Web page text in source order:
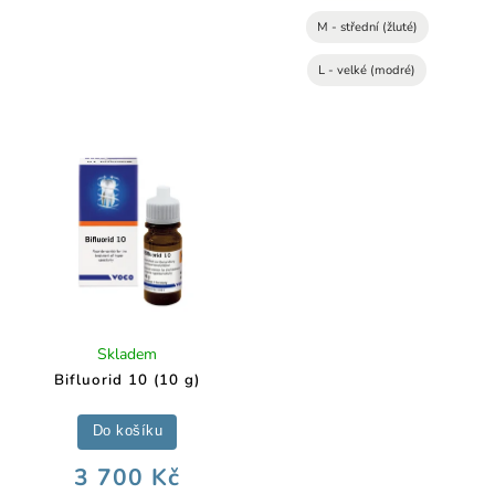
M - střední (žluté)
L - velké (modré)
Bifluorid 10 (10 g)
Skladem
3 700 Kč
Do košíku